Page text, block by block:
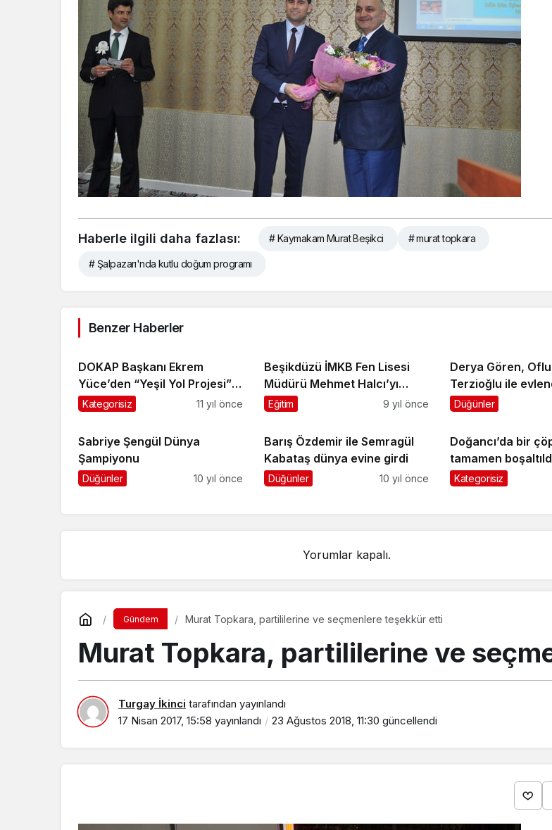
Haberle ilgili daha fazlası: # Kaymakam Murat Beşikci # murat topkara
# Şalpazarı'nda kutlu doğum programı
Benzer Haberler
DOKAP Başkanı Ekrem
Yüce’den “Yeşil Yol Projesi”
ile ilgili açıklama
Kategorisiz 11 yıl önce
Beşikdüzü İMKB Fen Lisesi
Müdürü Mehmet Halcı’yı
ziyaret ettik
Eğitim 9 yıl önce
Derya Gören,
Terzioğlu ile
Düğünler
Sabriye Şengül Dünya
Şampiyonu
Düğünler 10 yıl önce
Barış Özdemir ile Semragül
Kabataş dünya evine girdi
Düğünler 10 yıl önce
Doğancı’da bir
tamamen
Kategorisiz
Yorumlar kapalı.
Gündem Murat Topkara, partililerine ve seçmenlere teşekkür etti
Murat Topkara, partililerine ve
Turgay İkinci tarafından yayınlandı
17 Nisan 2017, 15:58 yayınlandı 23 Ağustos 2018, 11:30 güncellendi